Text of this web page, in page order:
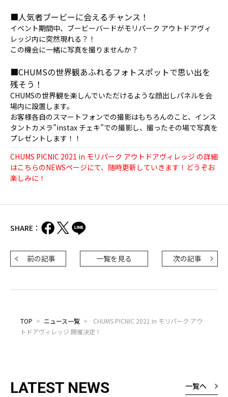
■人気者ブービーに会えるチャンス！
イベント期間中、ブービーバードがモリパーク アウトドアヴィ
レッジ内に突然現れる？！
この機会に一緒に写真を撮りませんか？
■CHUMSの世界観あふれるフォトスポットで思い出を
残そう！
CHUMSの世界観を楽しんでいただけるような顔出しパネルを会
場内に設置します。
お客様各自のスマートフォンでの撮影はもちろんのこと、インス
タントカメラ”instax チェキ”での撮影し、撮ったその場で写真を
プレゼントします！！
CHUMS PICNIC 2021 in モリパーク アウトドアヴィレッジ の詳細
はこちらのNEWSページにて、随時更新していきます！どうぞお
楽しみに！
SHARE：
前の記事 一覧を見る 次の記事
TOP > ニュース一覧 >
CHUMS PICNIC 2021 in モリパーク アウ
トドアヴィレッジ 開催決定！
LATEST NEWS 一覧へ